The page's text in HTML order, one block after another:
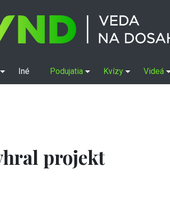
Iné Podujatia Kvízy Videá
projekt